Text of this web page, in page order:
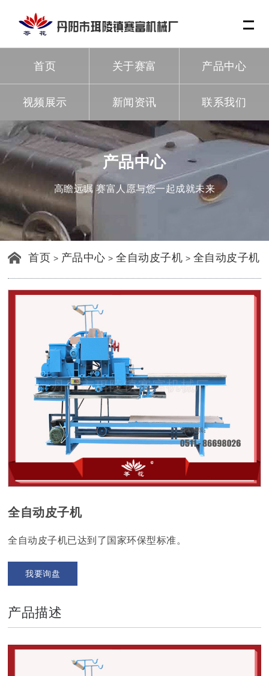
首页 关于赛富 产品中心
视频展示 新闻资讯 联系我们
产品中心
高瞻远瞩 赛富人愿与您一起成就未来
首页 > 产品中心 >全自动皮子机 > 全自动皮子机
全自动皮子机
全自动皮子机已达到了国家环保型标准。
我要询盘
产品描述